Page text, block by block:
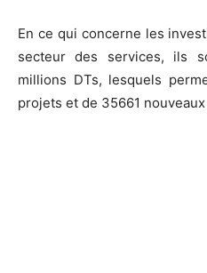
En ce qui concerne les
secteur des services, ils
millions DTs, lesquels
projets et de 35661 nouveaux